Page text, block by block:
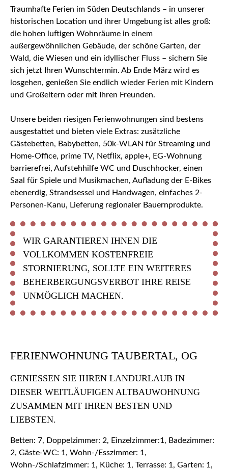
Traumhafte Ferien im Süden Deutschlands – in unserer
historischen Location und ihrer Umgebung ist alles groß:
die hohen luftigen Wohnräume in einem
außergewöhnlichen Gebäude, der schöne Garten, der
Wald, die Wiesen und ein idyllischer Fluss – sichern Sie
sich jetzt Ihren Wunschtermin. Ab Ende März wird es
losgehen, genießen Sie endlich wieder Ferien mit Kindern
und Großeltern oder mit Ihren Freunden.
Unsere beiden riesigen Ferienwohnungen sind bestens
ausgestattet und bieten viele Extras: zusätzliche
Gästebetten, Babybetten, 50k-WLAN für Streaming und
Home-Office, prime TV, Netflix, apple+, EG-Wohnung
barrierefrei, Aufstehhilfe WC und Duschhocker, einen
Saal für Spiele und Musikmachen, Aufladung der E-Bikes
ebenerdig, Strandsessel und Handwagen, einfaches 2-
Personen-Kanu, Lieferung regionaler Bauernprodukte.
WIR GARANTIEREN IHNEN DIE
VOLLKOMMEN KOSTENFREIE
STORNIERUNG, SOLLTE EIN WEITERES
BEHERBERGUNGSVERBOT IHRE REISE
UNMÖGLICH MACHEN.
FERIENWOHNUNG TAUBERTAL, OG
GENIESSEN SIE IHREN LANDURLAUB IN D
IESER WEITLÄUFIGEN ALTBAUWOHNUNG Z
USAMMEN MIT IHREN BESTEN UND L
IEBSTEN.
Betten: 7, Doppelzimmer: 2, Einzelzimmer:1, Badezimmer:
2, Gäste-WC: 1, Wohn-/Esszimmer: 1,
Wohn-/Schlafzimmer: 1, Küche: 1, Terrasse: 1, Garten: 1,